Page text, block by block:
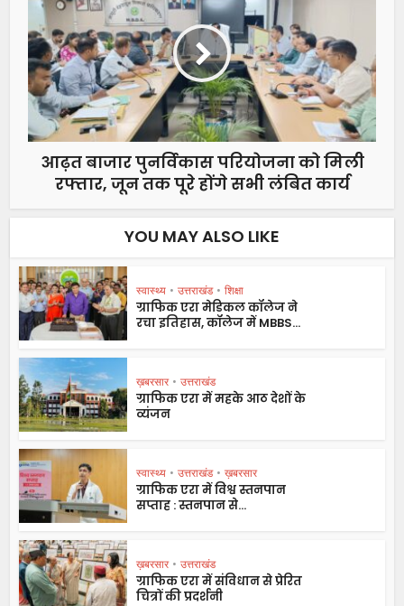
आढ़त बाजार पुनर्विकास परियोजना को मिली
रफ्तार, जून तक पूरे होंगे सभी लंबित कार्य
YOU MAY ALSO LIKE
स्वास्थ्य • उत्तराखंड • शिक्षा
ग्राफिक एरा मेडिकल कॉलेज ने
रचा इतिहास, कॉलेज में MBBS...
ख़बरसार • उत्तराखंड
ग्राफिक एरा में महके आठ देशों के
व्यंजन
स्वास्थ्य • उत्तराखंड • ख़बरसार
ग्राफिक एरा में विश्व स्तनपान
सप्ताह : स्तनपान से...
ख़बरसार • उत्तराखंड
ग्राफिक एरा में संविधान से प्रेरित
चित्रों की प्रदर्शनी